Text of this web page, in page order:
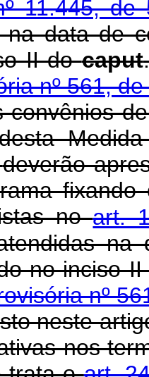
11.445,
na data de
II docaput
nº 561,
Medida
deverão
noart.
no inciso
nº
neste
nos